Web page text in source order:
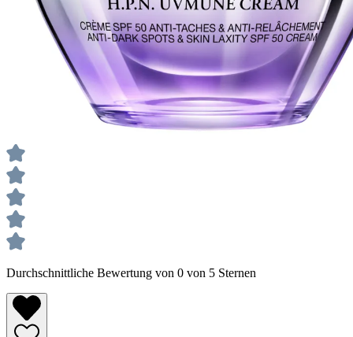
Durchschnittliche Bewertung von 0 von 5 Sternen